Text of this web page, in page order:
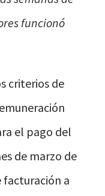
funcionó
criterios de
el pago del
de marzo de
facturación a